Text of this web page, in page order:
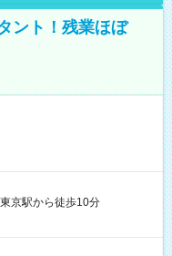
ント！残業ほぼ
東京駅から徒歩10分